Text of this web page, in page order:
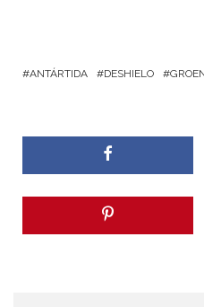
ANTÁRTIDA DESHIELO